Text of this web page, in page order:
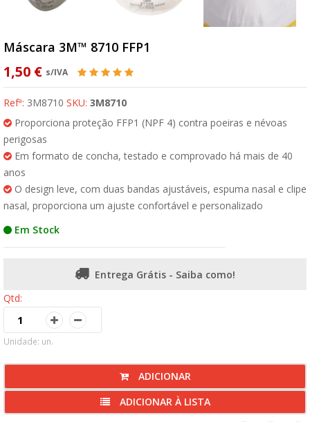
Máscara 3M™ 8710 FFP1
1,50 € s/IVA
Refª: 3M8710 SKU: 3M8710
Proporciona proteção FFP1 (NPF 4) contra poeiras e névoas
perigosas
Em formato de concha, testado e comprovado há mais de 40
anos
O design leve, com duas bandas ajustáveis, espuma nasal e clipe
nasal, proporciona um ajuste confortável e personalizado
Em Stock
Entrega Grátis - Saiba como!
Qtd:
Unidade: un.
ADICIONAR
ADICIONAR À LISTA